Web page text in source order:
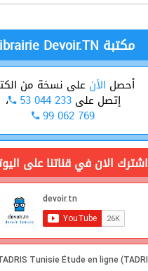
Librairie Devoir.TN مكتبة
أحصل الأن على نسخة من
إتصل على 53 044 233 ،
99 062 769
اشترك الان في قناتنا على